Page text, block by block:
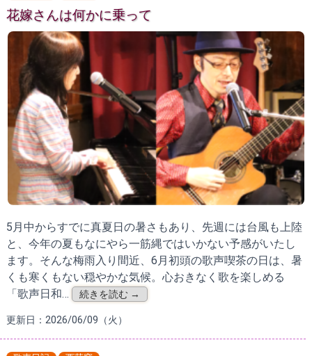
花嫁さんは何かに乗って
5月中からすでに真夏日の暑さもあり、先週には台風も上陸
と、今年の夏もなにやら一筋縄ではいかない予感がいたし
ます。そんな梅雨入り間近、6月初頭の歌声喫茶の日は、暑
くも寒くもない穏やかな気候。心おきなく歌を楽しめる
「歌声日和…
続きを読む →
更新日：2026/06/09（火）